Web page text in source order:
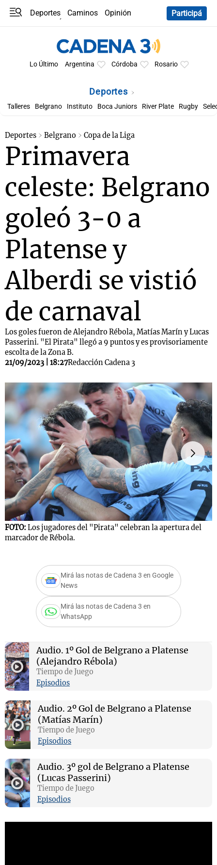
Deportes Caminos
Opinión
Participá
Lo Último Argentina Córdoba Rosario
Deportes
Talleres Belgrano Instituto Boca Juniors River Plate Rugby
Deportes Belgrano Copa de la Liga
Primavera
celeste: Belgrano
goleó 3-0 a
Platense y
Alberdi se vistió
de carnaval
Los goles fueron de Alejandro Rébola, Matías Marín y Lucas
Passerini. "El Pirata" llegó a 9 puntos y es provisoriamente
escolta de la Zona B.
21/09/2023 | 18:27Redacción Cadena 3
FOTO: Los jugadores del "Pirata" celebran la apertura del
marcador de Rébola.
Mirá las notas de Cadena 3 en Google
News
Mirá las notas de Cadena 3 en
WhatsApp
Audio. 1º Gol de Belgrano a Platense
(Alejandro Rébola)
Tiempo de Juego
Episodios
Audio. 2º Gol de Belgrano a Platense
(Matías Marín)
Tiempo de Juego
Episodios
Audio. 3º gol de Belgrano a Platense
(Lucas Passerini)
Tiempo de Juego
Episodios
Notas
Mundial 2026
Notas
La Sole en
Cadena 3